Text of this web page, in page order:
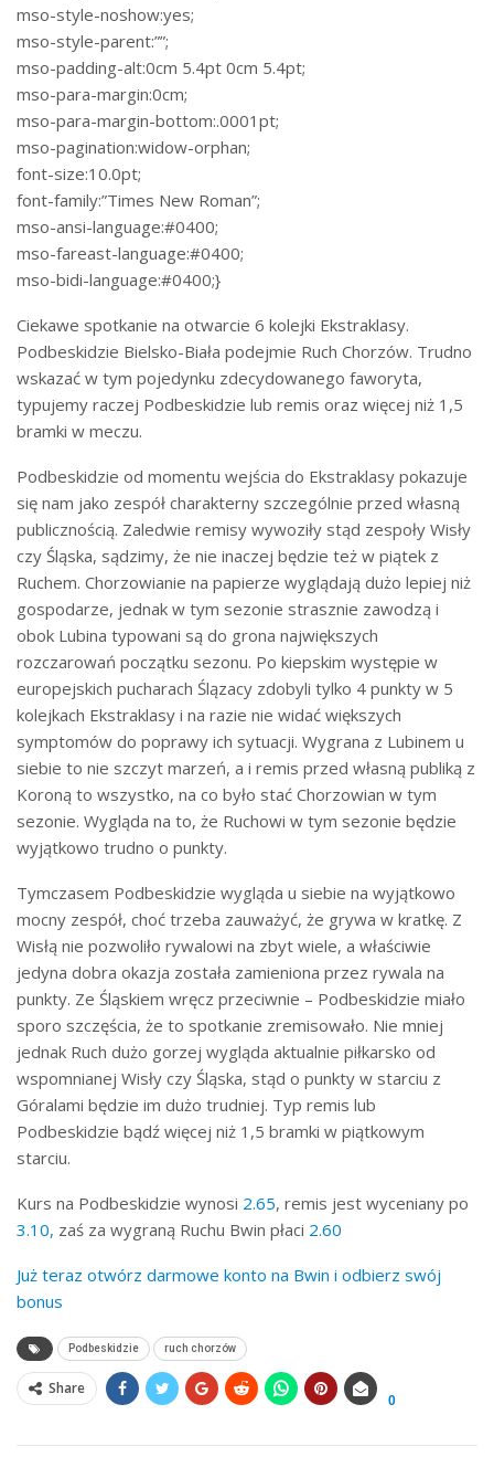
mso-style-noshow:yes;
mso-style-parent:””;
mso-padding-alt:0cm 5.4pt 0cm 5.4pt;
mso-para-margin:0cm;
mso-para-margin-bottom:.0001pt;
mso-pagination:widow-orphan;
font-size:10.0pt;
font-family:”Times New Roman”;
mso-ansi-language:#0400;
mso-fareast-language:#0400;
mso-bidi-language:#0400;}
Ciekawe spotkanie na otwarcie 6 kolejki Ekstraklasy.
Podbeskidzie Bielsko-Biała podejmie Ruch Chorzów. Trudno
wskazać w tym pojedynku zdecydowanego faworyta,
typujemy raczej Podbeskidzie lub remis oraz więcej niż 1,5
bramki w meczu.
Podbeskidzie od momentu wejścia do Ekstraklasy pokazuje
się nam jako zespół charakterny szczególnie przed własną
publicznością. Zaledwie remisy wywoziły stąd zespoły Wisły
czy Śląska, sądzimy, że nie inaczej będzie też w piątek z
Ruchem. Chorzowianie na papierze wyglądają dużo lepiej niż
gospodarze, jednak w tym sezonie strasznie zawodzą i
obok Lubina typowani są do grona największych
rozczarowań początku sezonu. Po kiepskim występie w
europejskich pucharach Ślązacy zdobyli tylko 4 punkty w 5
kolejkach Ekstraklasy i na razie nie widać większych
symptomów do poprawy ich sytuacji. Wygrana z Lubinem u
siebie to nie szczyt marzeń, a i remis przed własną publiką z
Koroną to wszystko, na co było stać Chorzowian w tym
sezonie. Wygląda na to, że Ruchowi w tym sezonie będzie
wyjątkowo trudno o punkty.
Tymczasem Podbeskidzie wygląda u siebie na wyjątkowo
mocny zespół, choć trzeba zauważyć, że grywa w kratkę. Z
Wisłą nie pozwoliło rywalowi na zbyt wiele, a właściwie
jedyna dobra okazja została zamieniona przez rywala na
punkty. Ze Śląskiem wręcz przeciwnie – Podbeskidzie miało
sporo szczęścia, że to spotkanie zremisowało. Nie mniej
jednak Ruch dużo gorzej wygląda aktualnie piłkarsko od
wspomnianej Wisły czy Śląska, stąd o punkty w starciu z
Góralami będzie im dużo trudniej. Typ remis lub
Podbeskidzie bądź więcej niż 1,5 bramki w piątkowym
starciu.
Kurs na Podbeskidzie wynosi 2.65, remis jest wyceniany po
3.10, zaś za wygraną Ruchu Bwin płaci 2.60
Już teraz otwórz darmowe konto na Bwin i odbierz swój
bonus
Podbeskidzie ruch chorzów
Share
0